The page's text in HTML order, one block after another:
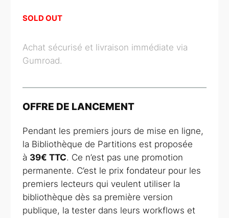
SOLD OUT
Achat sécurisé et livraison immédiate via
Gumroad.
OFFRE DE LANCEMENT
Pendant les premiers jours de mise en ligne,
la Bibliothèque de Partitions est proposée
à 39€ TTC. Ce n’est pas une promotion
permanente. C’est le prix fondateur pour les
premiers lecteurs qui veulent utiliser la
bibliothèque dès sa première version
publique, la tester dans leurs workflows et